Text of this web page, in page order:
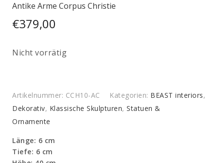
Antike Arme Corpus Christie
€379,00
Nicht vorrätig
Artikelnummer: CCH10-AC Kategorien: BEAST interiors,
Dekorativ, Klassische Skulpturen, Statuen &
Ornamente
Länge: 6 cm
Tiefe: 6 cm